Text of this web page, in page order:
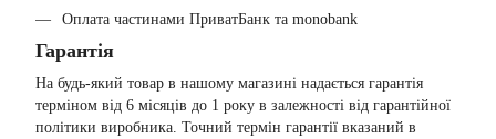
Оплата частинами ПриватБанк та monobank
Гарантія
На будь-який товар в нашому магазині надається гарантія
терміном від 6 місяців до 1 року в залежності від гарантійної
політики виробника. Точний термін гарантії вказаний в